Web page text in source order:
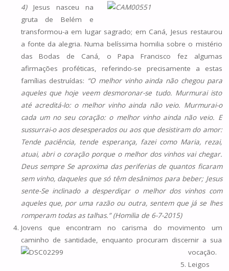
4)Jesus nasceu na
gruta de Belém e
transformou-a em lugar sagrado; em Caná, Jesus restaurou
a fonte da alegria. Numa belíssima homilia sobre o mistério
das Bodas de Caná, o Papa Francisco fez algumas
afirmações proféticas, referindo-se precisamente a estas
famílias destruídas: “O melhor vinho ainda não chegou para
aqueles que hoje veem desmoronar-se tudo. Murmurai isto
até acreditá-lo: o melhor vinho ainda não veio. Murmurai-o
cada um no seu coração: o melhor vinho ainda não veio. E
sussurrai-o aos desesperados ou aos que desistiram do amor:
Tende paciência, tende esperança, fazei como Maria, rezai,
atuai, abri o coração porque o melhor dos vinhos vai chegar.
Deus sempre Se aproxima das periferias de quantos ficaram
sem vinho, daqueles que só têm desânimos para beber; Jesus
sente-Se inclinado a desperdiçar o melhor dos vinhos com
aqueles que, por uma razão ou outra, sentem que já se lhes
romperam todas as talhas.” (Homilia de 6-7-2015)
Jovens que encontram no carisma do movimento um
caminho de santidade, enquanto procuram discernir a sua
vocação.
Leigos